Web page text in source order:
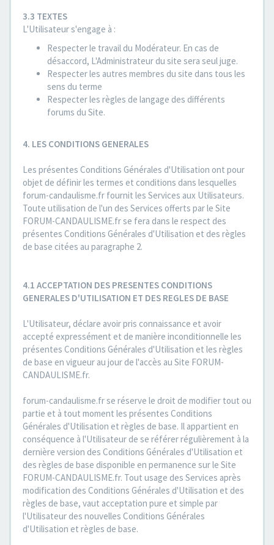
3.3 TEXTES
L'Utilisateur s'engage à :
Respecter le travail du Modérateur. En cas de
désaccord, L'Administrateur du site sera seul juge.
Respecter les autres membres du site dans tous les
sens du terme
Respecter les règles de langage des différents
forums du Site.
4. LES CONDITIONS GENERALES
Les présentes Conditions Générales d'Utilisation ont pour
objet de définir les termes et conditions dans lesquelles
forum-candaulisme.fr fournit les Services aux Utilisateurs.
Toute utilisation de l'un des Services offerts par le Site
FORUM-CANDAULISME.fr se fera dans le respect des
présentes Conditions Générales d'Utilisation et des règles
de base citées au paragraphe 2.
4.1 ACCEPTATION DES PRESENTES CONDITIONS
GENERALES D'UTILISATION ET DES REGLES DE BASE
L'Utilisateur, déclare avoir pris connaissance et avoir
accepté expressément et de manière inconditionnelle les
présentes Conditions Générales d'Utilisation et les règles
de base en vigueur au jour de l'accès au Site FORUM-
CANDAULISME.fr.
forum-candaulisme.fr se réserve le droit de modifier tout ou
partie et à tout moment les présentes Conditions
Générales d'Utilisation et règles de base. Il appartient en
conséquence à l'Utilisateur de se référer régulièrement à la
dernière version des Conditions Générales d'Utilisation et
des règles de base disponible en permanence sur le Site
FORUM-CANDAULISME.fr. Tout usage des Services après
modification des Conditions Générales d'Utilisation et des
règles de base, vaut acceptation pure et simple par
l'Utilisateur des nouvelles Conditions Générales
d'Utilisation et règles de base.